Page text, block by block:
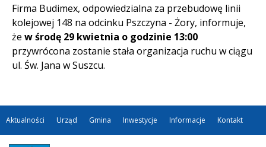
Treść
Firma Budimex, odpowiedzialna za przebudowę linii
kolejowej 148 na odcinku Pszczyna - Żory, informuje,
że w środę 29 kwietnia o godzinie 13:00
przywrócona zostanie stała organizacja ruchu w ciągu
ul. Św. Jana w Suszcu.
Aktualności Urząd Gmina Inwestycje Informacje Kontakt